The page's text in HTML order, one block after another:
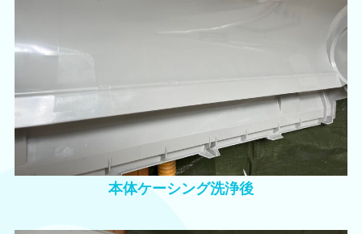
本体ケーシング洗浄後